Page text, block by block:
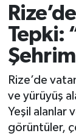
Tepki:
Rize’de
ve yürüyüş
Yeşil alanlar
görüntüler,
Yurttan
Ekonomi
Sağlık
Rize
Süper
Son
Haber